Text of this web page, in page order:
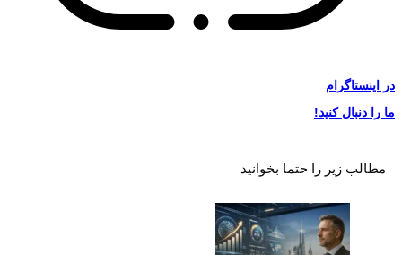
در اینستاگرام
ما را دنبال کنید!
مطالب زیر را حتما بخوانید